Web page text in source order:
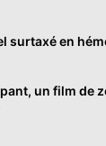
surtaxé en
un film de